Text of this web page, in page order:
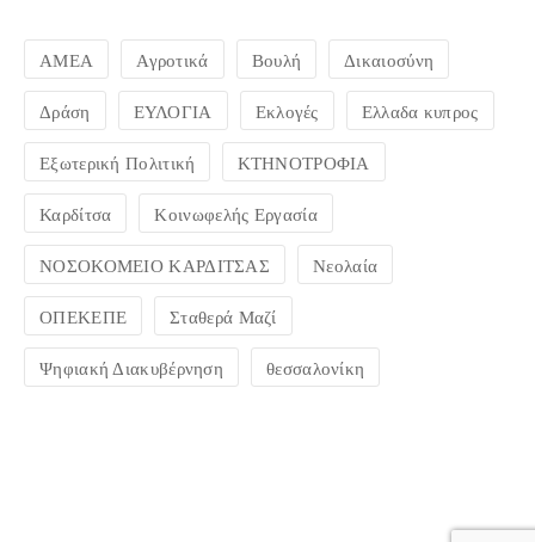
ΑΜΕΑ Αγροτικά Βουλή Δικαιοσύνη
Δράση ΕΥΛΟΓΙΑ Εκλογές Ελλαδα κυπρος
Εξωτερική Πολιτική ΚΤΗΝΟΤΡΟΦΙΑ
Καρδίτσα Κοινωφελής Εργασία
ΝΟΣΟΚΟΜΕΙΟ ΚΑΡΔΙΤΣΑΣ Νεολαία
ΟΠΕΚΕΠΕ Σταθερά Μαζί
Ψηφιακή Διακυβέρνηση θεσσαλονίκη